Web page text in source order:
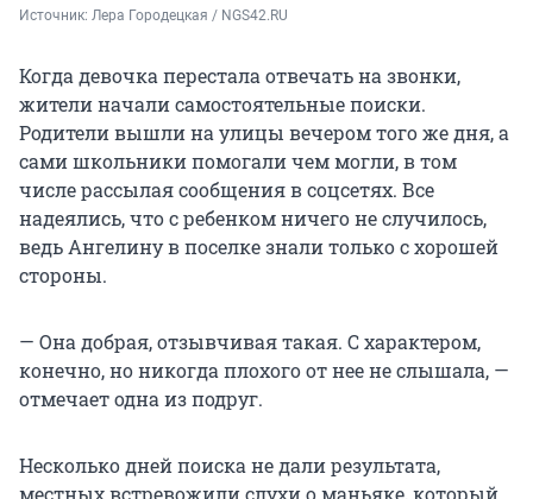
Источник: Лера Городецкая / NGS42.RU
Когда девочка перестала отвечать на звонки,
жители начали самостоятельные поиски.
Родители вышли на улицы вечером того же дня, а
сами школьники помогали чем могли, в том
числе рассылая сообщения в соцсетях. Все
надеялись, что с ребенком ничего не случилось,
ведь Ангелину в поселке знали только с хорошей
стороны.
— Она добрая, отзывчивая такая. С характером,
конечно, но никогда плохого от нее не слышала, —
отмечает одна из подруг.
Несколько дней поиска не дали результата,
местных встревожили слухи о маньяке, который